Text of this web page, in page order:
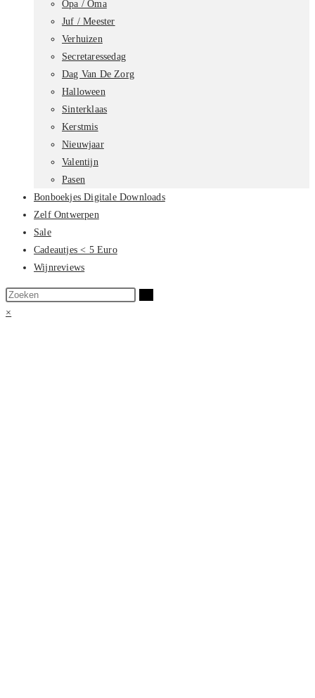
Opa / Oma
Juf / Meester
Verhuizen
Secretaressedag
Dag Van De Zorg
Halloween
Sinterklaas
Kerstmis
Nieuwjaar
Valentijn
Pasen
Bonboekjes Digitale Downloads
Zelf Ontwerpen
Sale
Cadeautjes < 5 Euro
Wijnreviews
Zoek
op
×